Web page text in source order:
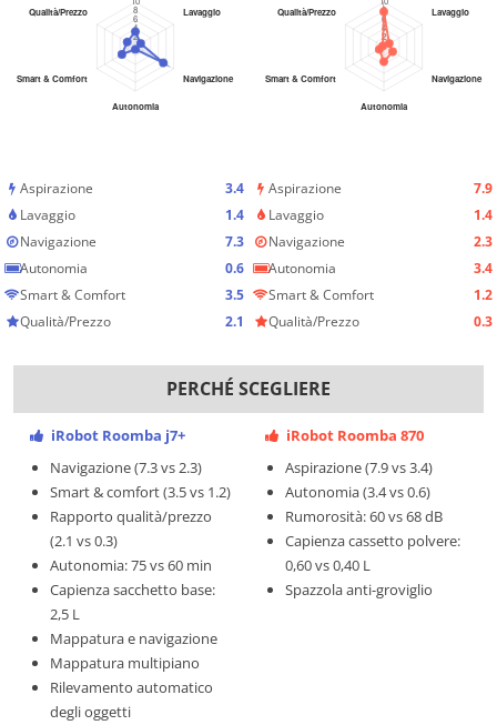
Aspirazione
3.4
Lavaggio
1.4
Navigazione
7.3
Autonomia
0.6
Smart & Comfort
3.5
Qualità/Prezzo
2.1
Aspirazione
7.9
Lavaggio
1.4
Navigazione
2.3
Autonomia
3.4
Smart & Comfort
1.2
Qualità/Prezzo
0.3
PERCHÉ SCEGLIERE
iRobot Roomba j7+
Navigazione (7.3 vs 2.3)
Smart & comfort (3.5 vs 1.2)
Rapporto qualità/prezzo
(2.1 vs 0.3)
Autonomia: 75 vs 60 min
Capienza sacchetto base:
2,5 L
Mappatura e navigazione
Mappatura multipiano
Rilevamento automatico
degli oggetti
iRobot Roomba 870
Aspirazione (7.9 vs 3.4)
Autonomia (3.4 vs 0.6)
Rumorosità: 60 vs 68 dB
Capienza cassetto polvere:
0,60 vs 0,40 L
Spazzola anti-groviglio